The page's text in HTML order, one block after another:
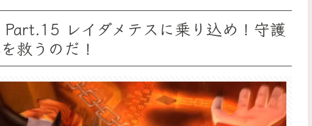
Part.15 レイダメテスに乗り込め！守護
救うのだ！